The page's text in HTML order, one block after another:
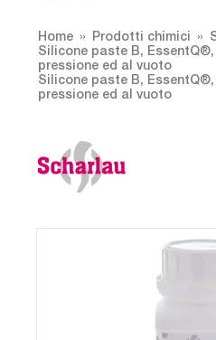
Home Prodotti chimici
Silicone paste B,
pressione ed al vuoto
Silicone paste B,
pressione ed al vuoto